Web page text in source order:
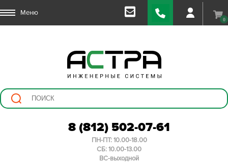
Меню
0
8 (812) 502-07-61
ПН-ПТ: 10.00-18.00
СБ: 10.00-13.00
ВС-выходной